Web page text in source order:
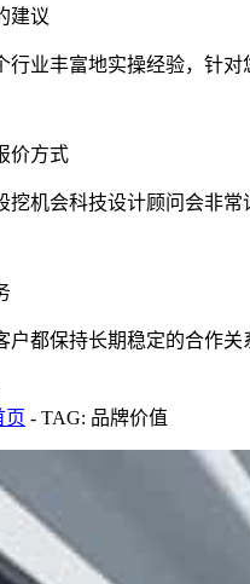
建议
行业丰富地实操经验，针
价方式
挖机会科技设计顾问会非
户都保持长期稳定的合作
页 - TAG: 品牌价值